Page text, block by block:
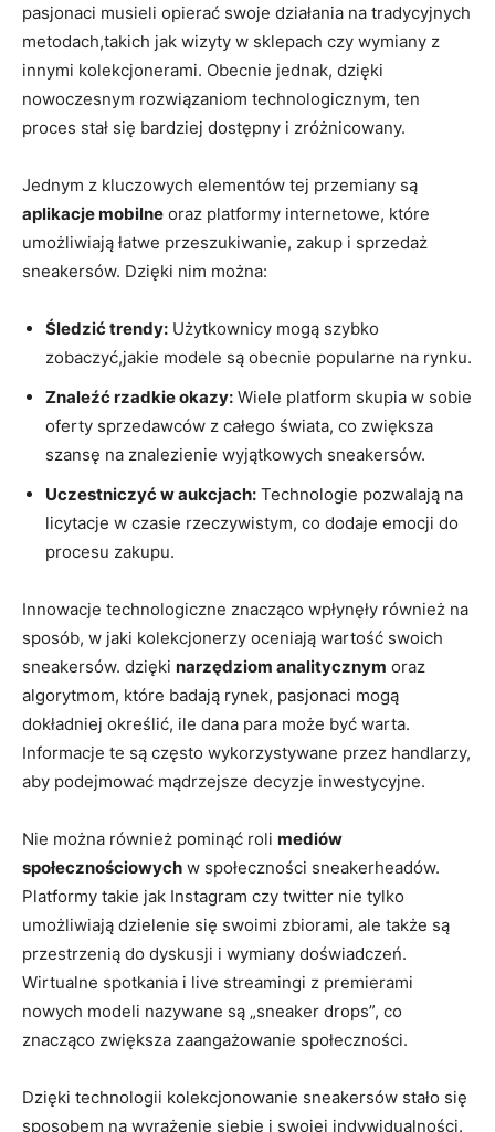
pasjonaci musieli opierać swoje działania na tradycyjnych
metodach,takich jak wizyty w sklepach czy wymiany z
innymi kolekcjonerami. Obecnie jednak, dzięki
nowoczesnym rozwiązaniom technologicznym, ten
proces stał się bardziej dostępny i zróżnicowany.
Jednym z kluczowych elementów tej przemiany są
aplikacje mobilne oraz platformy internetowe, które
umożliwiają łatwe przeszukiwanie, zakup i sprzedaż
sneakersów. Dzięki nim można:
Śledzić trendy: Użytkownicy mogą szybko
zobaczyć,jakie modele są obecnie popularne na rynku.
Znaleźć rzadkie okazy: Wiele platform skupia w sobie
oferty sprzedawców z całego świata, co zwiększa
szansę na znalezienie wyjątkowych sneakersów.
Uczestniczyć w aukcjach: Technologie pozwalają na
licytacje w czasie rzeczywistym, co dodaje emocji do
procesu zakupu.
Innowacje technologiczne znacząco wpłynęły również na
sposób, w jaki kolekcjonerzy oceniają wartość swoich
sneakersów. dzięki narzędziom analitycznym oraz
algorytmom, które badają rynek, pasjonaci mogą
dokładniej określić, ile dana para może być warta.
Informacje te są często wykorzystywane przez handlarzy,
aby podejmować mądrzejsze decyzje inwestycyjne.
Nie można również pominąć roli mediów
społecznościowych w społeczności sneakerheadów.
Platformy takie jak Instagram czy twitter nie tylko
umożliwiają dzielenie się swoimi zbiorami, ale także są
przestrzenią do dyskusji i wymiany doświadczeń.
Wirtualne spotkania i live streamingi z premierami
nowych modeli nazywane są „sneaker drops”, co
znacząco zwiększa zaangażowanie społeczności.
Dzięki technologii kolekcjonowanie sneakersów stało się
sposobem na wyrażenie siebie i swojej indywidualności.